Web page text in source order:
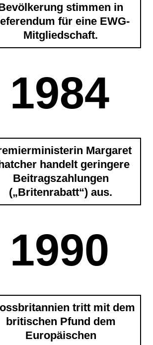
stimmen in
für eine EWG-
Mitgliedschaft.
1984
Margaret
handelt geringere
Beitragszahlungen
(„Britenrabatt“) aus.
1990
tritt mit dem
britischen Pfund dem
Europäischen